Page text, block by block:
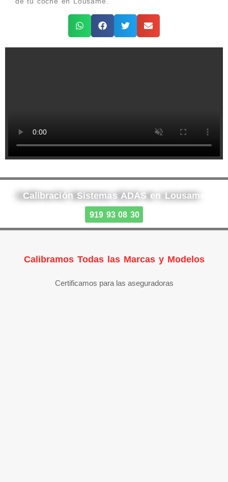
Calibración Sistemas ADAS en Lousame
919 93 08 30
Calibramos Todas las Marcas y Modelos
Certificamos para las aseguradoras